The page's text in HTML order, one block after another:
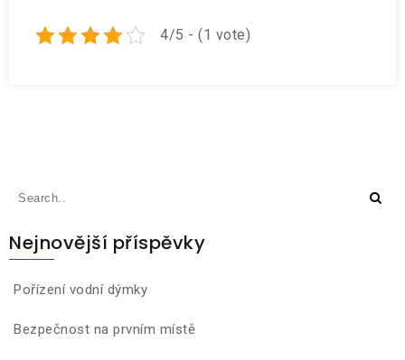
4/5 - (1 vote)
Nejnovější příspěvky
Pořízení vodní dýmky
Bezpečnost na prvním místě